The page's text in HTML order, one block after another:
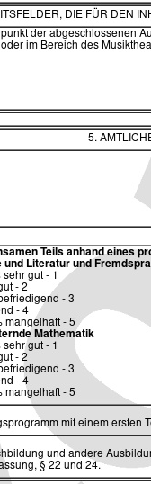
DIE FÜR DEN
der
im Bereich des
5.
Teils anhand eines
und Literatur und
gut - 1
- 2
- 3
- 4
mangelhaft - 5
Mathematik
gut - 1
- 2
- 3
- 4
mangelhaft - 5
mit einem ersten
und andere
§ 22 und 24.